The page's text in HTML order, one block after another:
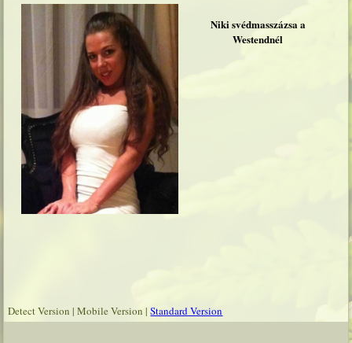
Niki svédmasszázsa a
Westendnél
Detect Version |Mobile Version |Standard Version